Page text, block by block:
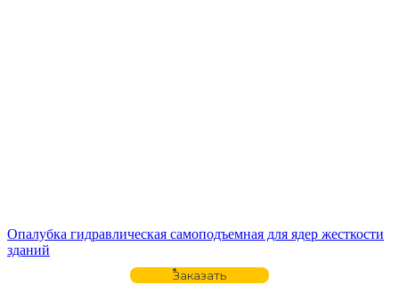
Опалубка гидравлическая самоподъемная для ядер жесткости
зданий
Заказать